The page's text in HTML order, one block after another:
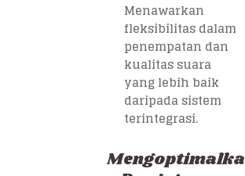
Menawarkan
fleksibilitas dalam
penempatan dan
kualitas suara
yang lebih baik
daripada sistem
terintegrasi.
Mengoptimalka